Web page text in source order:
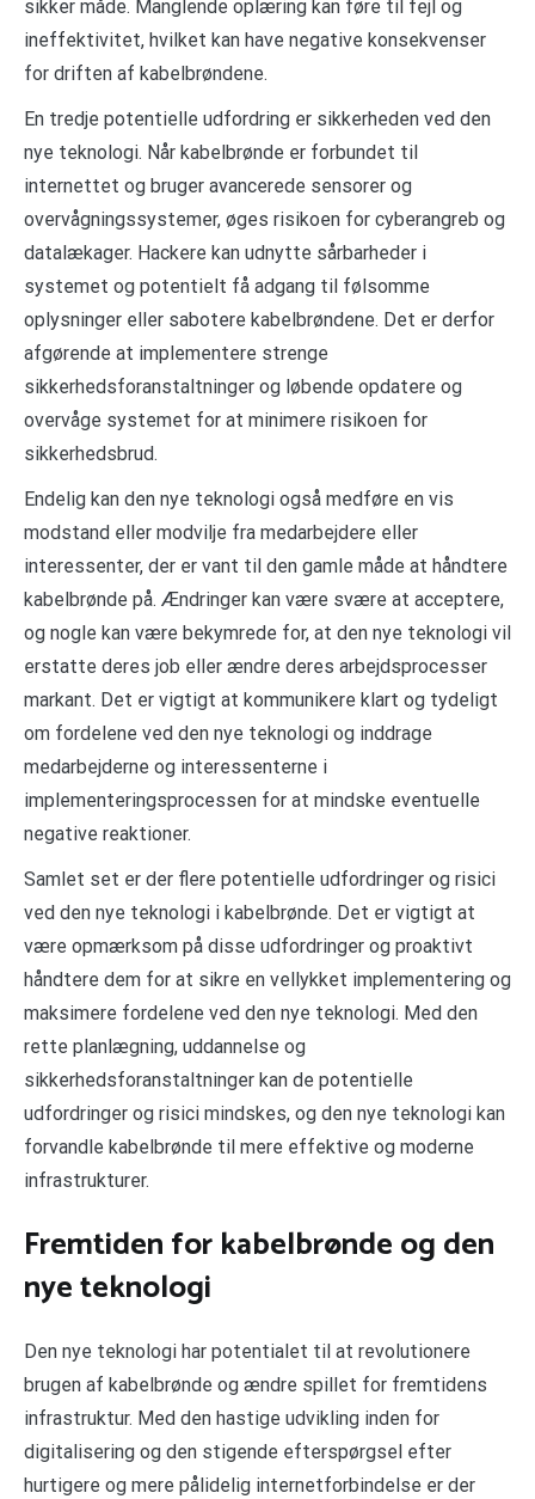
sikker måde. Manglende oplæring kan føre til fejl og
ineffektivitet, hvilket kan have negative konsekvenser
for driften af kabelbrøndene.
En tredje potentielle udfordring er sikkerheden ved den
nye teknologi. Når kabelbrønde er forbundet til
internettet og bruger avancerede sensorer og
overvågningssystemer, øges risikoen for cyberangreb og
datalækager. Hackere kan udnytte sårbarheder i
systemet og potentielt få adgang til følsomme
oplysninger eller sabotere kabelbrøndene. Det er derfor
afgørende at implementere strenge
sikkerhedsforanstaltninger og løbende opdatere og
overvåge systemet for at minimere risikoen for
sikkerhedsbrud.
Endelig kan den nye teknologi også medføre en vis
modstand eller modvilje fra medarbejdere eller
interessenter, der er vant til den gamle måde at håndtere
kabelbrønde på. Ændringer kan være svære at acceptere,
og nogle kan være bekymrede for, at den nye teknologi vil
erstatte deres job eller ændre deres arbejdsprocesser
markant. Det er vigtigt at kommunikere klart og tydeligt
om fordelene ved den nye teknologi og inddrage
medarbejderne og interessenterne i
implementeringsprocessen for at mindske eventuelle
negative reaktioner.
Samlet set er der flere potentielle udfordringer og risici
ved den nye teknologi i kabelbrønde. Det er vigtigt at
være opmærksom på disse udfordringer og proaktivt
håndtere dem for at sikre en vellykket implementering og
maksimere fordelene ved den nye teknologi. Med den
rette planlægning, uddannelse og
sikkerhedsforanstaltninger kan de potentielle
udfordringer og risici mindskes, og den nye teknologi kan
forvandle kabelbrønde til mere effektive og moderne
infrastrukturer.
Fremtiden for kabelbrønde og den
nye teknologi
Den nye teknologi har potentialet til at revolutionere
brugen af kabelbrønde og ændre spillet for fremtidens
infrastruktur. Med den hastige udvikling inden for
digitalisering og den stigende efterspørgsel efter
hurtigere og mere pålidelig internetforbindelse er der